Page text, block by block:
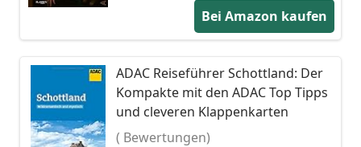
Bei Amazon kaufen
ADAC Reiseführer Schottland: Der
Kompakte mit den ADAC Top Tipps
und cleveren Klappenkarten
( Bewertungen)